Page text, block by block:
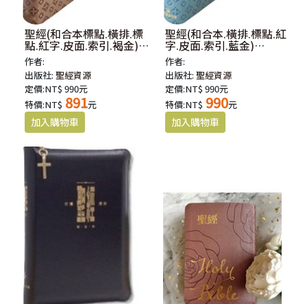
聖經(和合本標點.橫排.標
點.紅字.皮面.索引.褐金)
SR77ATTI4.101
作者:
出版社:聖經資源
定價:NT$ 990元
特價:NT$ 891元
聖經(和合本.橫排.標點.紅
字.皮面.索引.藍金)
SR77ATTI2.101
作者:
出版社:聖經資源
定價:NT$ 990元
特價:NT$ 990元